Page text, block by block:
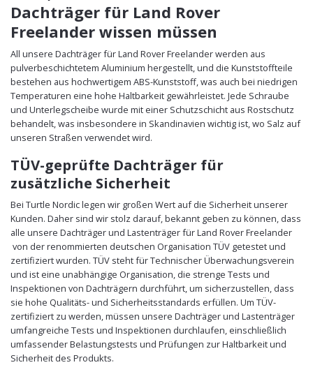
Dachträger für Land Rover
Freelander wissen müssen
All unsere Dachträger für Land Rover Freelander werden aus
pulverbeschichtetem Aluminium hergestellt, und die Kunststoffteile
bestehen aus hochwertigem ABS-Kunststoff, was auch bei niedrigen
Temperaturen eine hohe Haltbarkeit gewährleistet. Jede Schraube
und Unterlegscheibe wurde mit einer Schutzschicht aus Rostschutz
behandelt, was insbesondere in Skandinavien wichtig ist, wo Salz auf
unseren Straßen verwendet wird.
TÜV-geprüfte Dachträger für
zusätzliche Sicherheit
Bei Turtle Nordic legen wir großen Wert auf die Sicherheit unserer
Kunden. Daher sind wir stolz darauf, bekannt geben zu können, dass
alle unsere Dachträger und Lastenträger für Land Rover Freelander
von der renommierten deutschen Organisation TÜV getestet und
zertifiziert wurden. TÜV steht für Technischer Überwachungsverein
und ist eine unabhängige Organisation, die strenge Tests und
Inspektionen von Dachträgern durchführt, um sicherzustellen, dass
sie hohe Qualitäts- und Sicherheitsstandards erfüllen. Um TÜV-
zertifiziert zu werden, müssen unsere Dachträger und Lastenträger
umfangreiche Tests und Inspektionen durchlaufen, einschließlich
umfassender Belastungstests und Prüfungen zur Haltbarkeit und
Sicherheit des Produkts.